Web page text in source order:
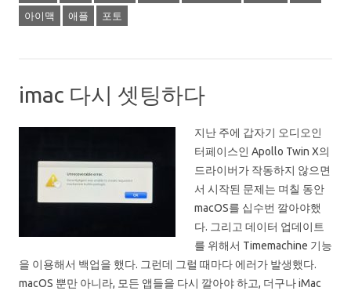
아이맥 애플 포토
imac 다시 셋팅하다
지난 주에 갑자기 오디오인
터페이스인 Apollo Twin X의
드라이버가 작동하지 않으면
서 시작된 문제는 며칠 동안
macOS를 십수번 깔아야했
다. 그리고 데이터 업데이트
를 위해서 Timemachine 기능
을 이용해서 백업을 했다. 그런데 그럴 때마다 에러가 발생했다.
macOS 뿐만 아니라, 모든 앱들을 다시 깔아야 하고, 더구나 iMac